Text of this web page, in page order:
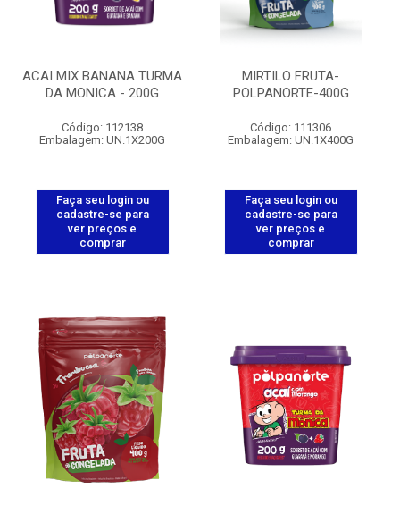
ACAI MIX BANANA TURMA
DA MONICA - 200G
Código: 112138
Embalagem: UN.1X200G
Faça seu login ou
cadastre-se para
ver preços e
comprar
MIRTILO FRUTA-
POLPANORTE-400G
Código: 111306
Embalagem: UN.1X400G
Faça seu login ou
cadastre-se para
ver preços e
comprar